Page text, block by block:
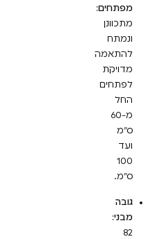
מפתחים:
מתכוונן
ונמתח
להתאמה
מדויקת
לפתחים
החל
מ-60
ס”מ
ועד
100
ס”מ.
גובה
מבני:
82